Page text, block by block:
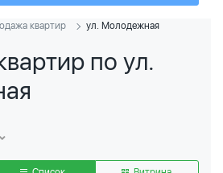
квартир ул. Молодежная
по ул.